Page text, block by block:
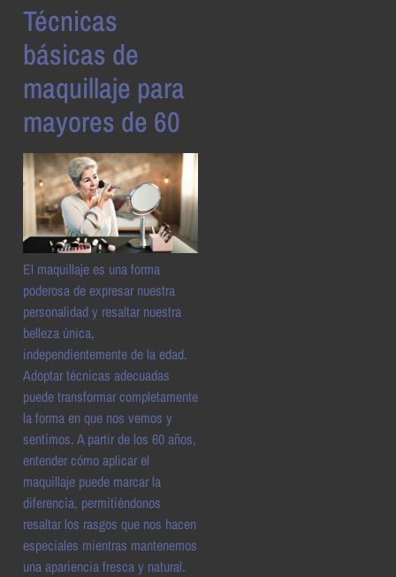
Técnicas
básicas de
maquillaje para
mayores de 60
El maquillaje es una forma
poderosa de expresar nuestra
personalidad y resaltar nuestra
belleza única,
independientemente de la edad.
Adoptar técnicas adecuadas
puede transformar completamente
la forma en que nos vemos y
sentimos. A partir de los 60 años,
entender cómo aplicar el
maquillaje puede marcar la
diferencia, permitiéndonos
resaltar los rasgos que nos hacen
especiales mientras mantenemos
una apariencia fresca y natural.